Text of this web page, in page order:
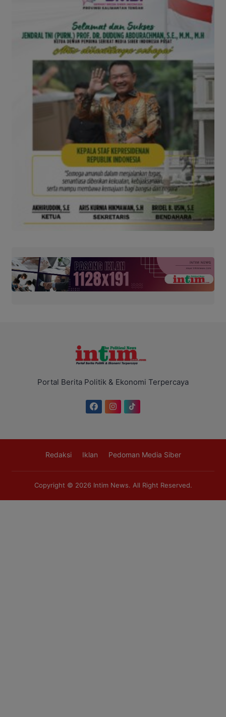
Portal Berita Politik & Ekonomi Terpercaya
Redaksi Iklan Pedoman Media Siber
Copyright © 2026 Intim News. All Right Reserved.